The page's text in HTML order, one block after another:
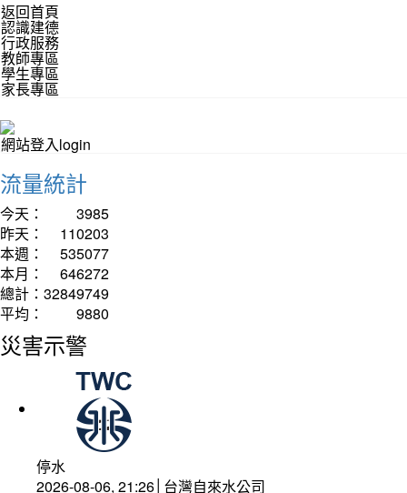
返回首頁
認識建德
行政服務
教師專區
學生專區
家長專區
網站登入login
流量統計
今天：
3985
昨天：
110203
本週：
535077
本月：
646272
總計： 32849749
平均：
9880
災害示警
停水
2026-08-06, 21:26│台灣自來水公司